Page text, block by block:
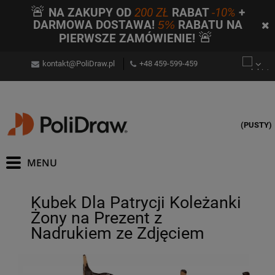
🚨 NA ZAKUPY OD200 ZŁ RABAT-10% +
DARMOWA DOSTAWA! 5% RABATU NA
PIERWSZE ZAMÓWIENIE! 🚨
kontakt@PoliDraw.pl +48 459-599-459
(PUSTY)
Kubek Dla Patrycji Koleżanki
Żony na Prezent z
Nadrukiem ze Zdjęciem